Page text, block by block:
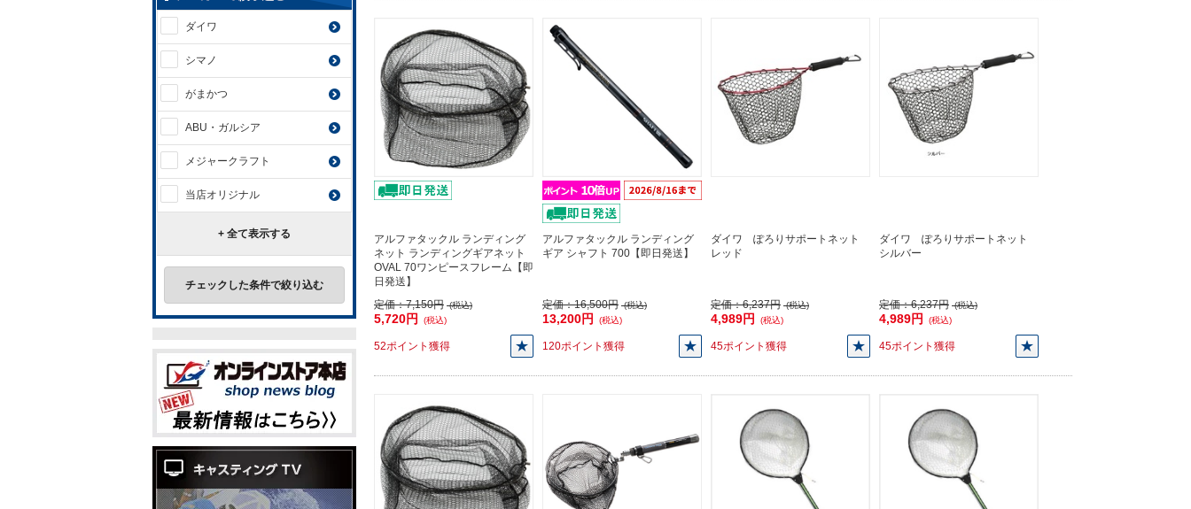
アルファタックル ランディング
ネット ランディングギアネット
OVAL 70ワンピースフレーム【即
日発送】
定価：7,150円 (税込)
5,720円 (税込)
52ポイント獲得
アルファタックル ランディング
ギア シャフト 700【即日発送】
定価：16,500円 (税込)
13,200円 (税込)
120ポイント獲得
ダイワ ぽろりサポートネット
レッド
定価：6,237円 (税込)
4,989円 (税込)
45ポイント獲得
ダイワ ぽろりサポートネット
シルバー
定価：6,237円 (税込)
4,989円 (税込)
45ポイント獲得
ダイワ
シマノ
がまかつ
ABU・ガルシア
メジャークラフト
当店オリジナル
+ 全て表示する
チェックした条件で絞り込む